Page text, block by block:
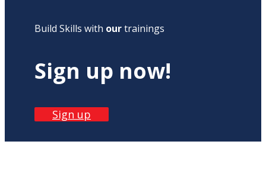
Build Skills with ourtrainings
Sign up now!
Sign up